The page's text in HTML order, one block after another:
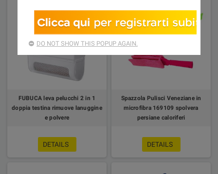
FUBUCA leva pelucchi 2 in 1
doppia testina rimuove lanuggine
e polvere
DETAILS
Spazzola Pulisci Veneziane in
microfibra 169109 spolvera
persiane caloriferi
DETAILS
DO NOT SHOW THIS POPUP AGAIN.